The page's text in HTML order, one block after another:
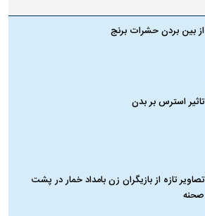
از بین بردن حشرات برنج
تاثیر استرس بر بدن
تصاویر تازه از بازیگران زن بامداد خمار در پشت
صحنه